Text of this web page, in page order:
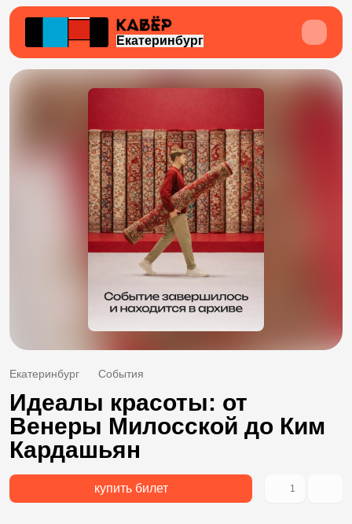
Екатеринбург
Екатеринбург События
Идеалы красоты: от
Венеры Милосской до Ким
Кардашьян
купить билет 1